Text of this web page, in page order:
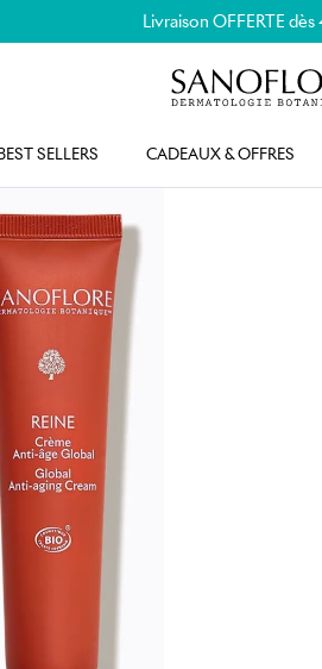
Livraison OFFERTE
SELLERS CADEAUX & OFFRES
offerte dès 49€